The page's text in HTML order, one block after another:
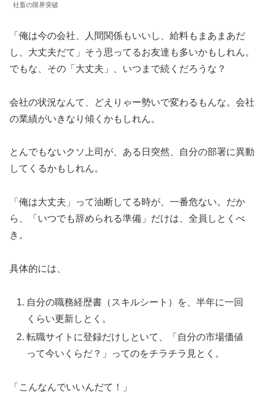
社畜の限界突破
「俺は今の会社、人間関係もいいし、給料もまあまあだ
し、大丈夫だて」そう思ってるお友達も多いかもしれん。
でもな、その「大丈夫」、いつまで続くだろうな？
会社の状況なんて、どえりゃー勢いで変わるもんな。会社
の業績がいきなり傾くかもしれん。
とんでもないクソ上司が、ある日突然、自分の部署に異動
してくるかもしれん。
「俺は大丈夫」って油断してる時が、一番危ない。だか
ら、「いつでも辞められる準備」だけは、全員しとくべ
き。
具体的には、
自分の職務経歴書（スキルシート）を、半年に一回
くらい更新しとく。
転職サイトに登録だけしといて、「自分の市場価値
って今いくらだ？」ってのをチラチラ見とく。
「こんなんでいいんだて！」